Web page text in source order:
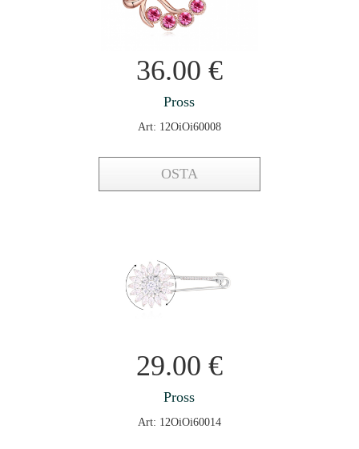
36.00 €
Pross
Art: 12OiOi60008
OSTA
29.00 €
Pross
Art: 12OiOi60014